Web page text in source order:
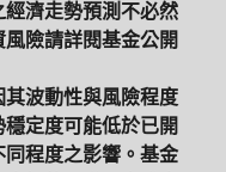
濟走勢預測不必然
險請詳閱基金公開
波動性與風險程度
定度可能低於已開
程度之影響。基金